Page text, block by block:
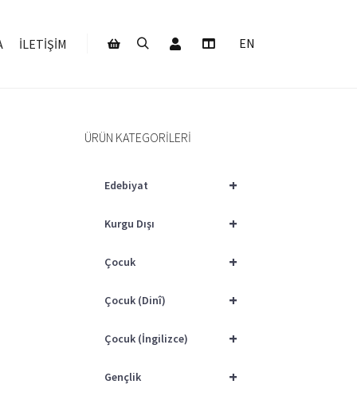
İLETIŞIM Hesabım EN
ÜRÜN KATEGORILERI
+
Edebiyat
+
Kurgu Dışı
+
Çocuk
+
Çocuk (Dinî)
+
Çocuk (İngilizce)
+
Gençlik